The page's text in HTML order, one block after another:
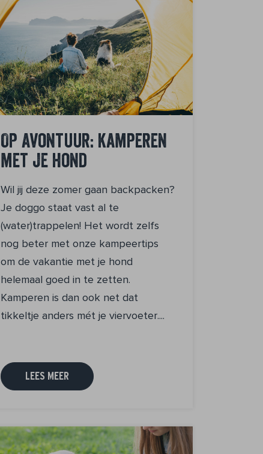
Op avontuur: kamperen
met je hond
Wil jij deze zomer gaan backpacken?
Je doggo staat vast al te
(water)trappelen! Het wordt zelfs
nog beter met onze kampeertips
om de vakantie met je hond
helemaal goed in te zetten.
Kamperen is dan ook net dat
tikkeltje anders mét je viervoeter....
LEES MEER